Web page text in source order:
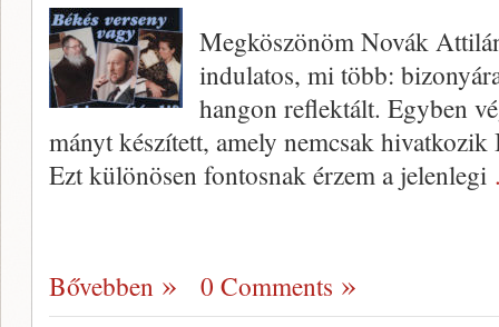
Megköszönöm Novák
indulatos, mi több:
hangon reflektált. Egyben
mányt készített, amely nemcsak
Ezt különö­sen fontosnak érzem a jelenlegi
Bővebben 0 Comments